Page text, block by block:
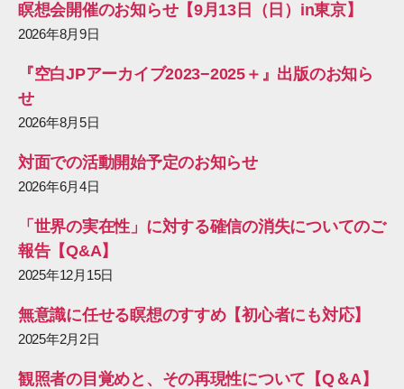
瞑想会開催のお知らせ【9月13日（日）in東京】
2026年8月9日
『空白JPアーカイブ2023−2025＋』出版のお知ら
せ
2026年8月5日
対面での活動開始予定のお知らせ
2026年6月4日
「世界の実在性」に対する確信の消失についてのご
報告【Q&A】
2025年12月15日
無意識に任せる瞑想のすすめ【初心者にも対応】
2025年2月2日
観照者の目覚めと、その再現性について【Q＆A】